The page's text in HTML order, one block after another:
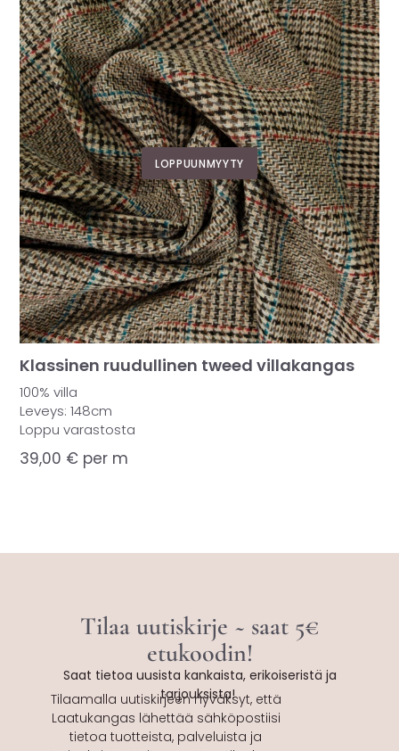
Klassinen ruudullinen tweed villakangas
100% villa
Leveys: 148cm
Loppu varastosta
39,00 € per m
LOPPUUNMYYTY
Tilaa uutiskirje ~ saat 5€
etukoodin!
Saat tietoa uusista kankaista, erikoiseristä ja
tarjouksista!
Tilaamalla uutiskirjeen hyväksyt, että
Laatukangas lähettää sähköpostiisi
tietoa tuotteista, palveluista ja